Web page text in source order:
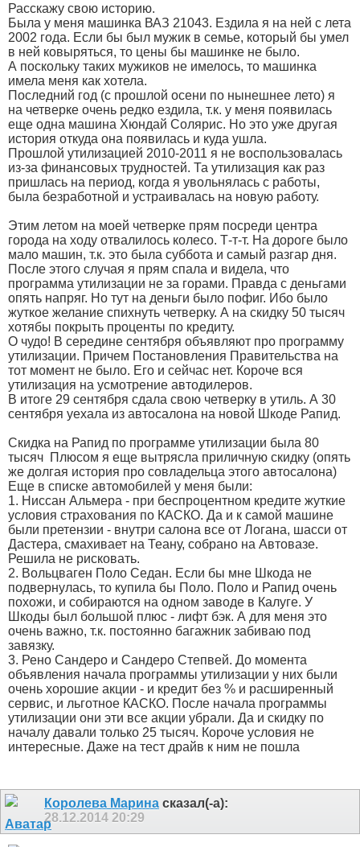
Расскажу свою историю.
Была у меня машинка ВАЗ 21043. Ездила я на ней с лета
2002 года. Если бы был мужик в семье, который бы умел
в ней ковыряться, то цены бы машинке не было.
А поскольку таких мужиков не имелось, то машинка
имела меня как хотела.
Последний год (с прошлой осени по нынешнее лето) я
на четверке очень редко ездила, т.к. у меня появилась
еще одна машина Хюндай Солярис. Но это уже другая
история откуда она появилась и куда ушла.
Прошлой утилизацией 2010-2011 я не воспользовалась
из-за финансовых трудностей. Та утилизация как раз
пришлась на период, когда я увольнялась с работы,
была безработной и устраивалась на новую работу.
Этим летом на моей четверке прям посреди центра
города на ходу отвалилось колесо. Т-т-т. На дороге было
мало машин, т.к. это была суббота и самый разгар дня.
После этого случая я прям спала и видела, что
программа утилизации не за горами. Правда с деньгами
опять напряг. Но тут на деньги было пофиг. Ибо было
жуткое желание спихнуть четверку. А на скидку 50 тысяч
хотябы покрыть проценты по кредиту.
О чудо! В середине сентября объявляют про программу
утилизации. Причем Постановления Правительства на
тот момент не было. Его и сейчас нет. Короче вся
утилизация на усмотрение автодилеров.
В итоге 29 сентября сдала свою четверку в утиль. А 30
сентября уехала из автосалона на новой Шкоде Рапид.
Скидка на Рапид по программе утилизации была 80
тысяч Плюсом я еще вытрясла приличную скидку (опять
же долгая история про совладельца этого автосалона)
Еще в списке автомобилей у меня были:
1. Ниссан Альмера - при беспроцентном кредите жуткие
условия страхования по КАСКО. Да и к самой машине
были претензии - внутри салона все от Логана, шасси от
Дастера, смахивает на Теану, собрано на Автовазе.
Решила не рисковать.
2. Вольцваген Поло Седан. Если бы мне Шкода не
подвернулась, то купила бы Поло. Поло и Рапид очень
похожи, и собираются на одном заводе в Калуге. У
Шкоды был большой плюс - лифт бэк. А для меня это
очень важно, т.к. постоянно багажник забиваю под
завязку.
3. Рено Сандеро и Сандеро Степвей. До момента
объявления начала программы утилизации у них были
очень хорошие акции - и кредит без % и расширенный
сервис, и льготное КАСКО. После начала программы
утилизации они эти все акции убрали. Да и скидку по
началу давали только 25 тысяч. Короче условия не
интересные. Даже на тест драйв к ним не пошла
Королева Марина сказал(-а):
28.12.2014 20:29